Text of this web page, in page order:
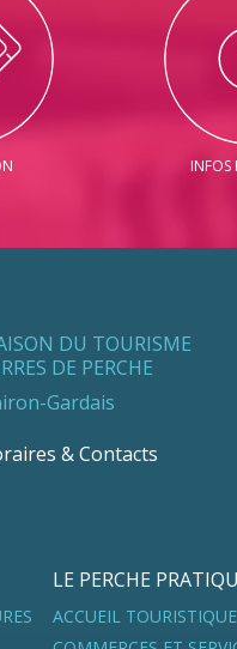
INFOS
DU TOURISME
DE PERCHE
Gardais
& Contacts
LE PERCHE
ACCUEIL TOURISTIQUE